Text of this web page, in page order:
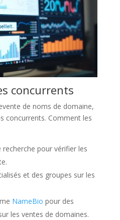
concurrents
de noms de domaine,
concurrents. Comment les
pour vérifier les
et des groupes sur les
NameBio pour des
les ventes de domaines.